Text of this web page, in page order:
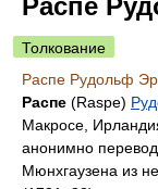
Распе
Толкование
Распе Рудольф
Распе (Raspe)
Макросе,
анонимно
Мюнхгаузена из